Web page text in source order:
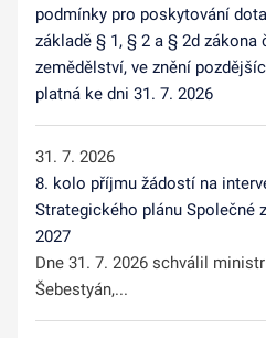
podmínky pro poskytování
základě § 1, § 2 a § 2d zákona
zemědělství, ve znění
platná ke dni 31. 7. 2026
31. 7. 2026
8. kolo příjmu žádostí na
Strategického plánu Společné
2027
Dne 31. 7. 2026 schválil
Šebestyán,...